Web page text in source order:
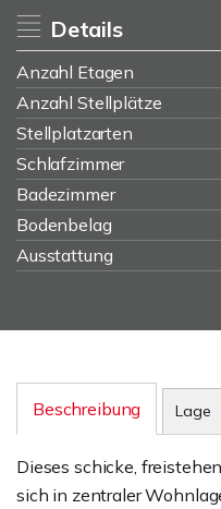
Details
Anzahl Etagen
Anzahl Stellplätze
Stellplatzarten
Schlafzimmer
Badezimmer
Bodenbelag
Ausstattung
Beschreibung Lage
Dieses schicke,
sich in zentraler